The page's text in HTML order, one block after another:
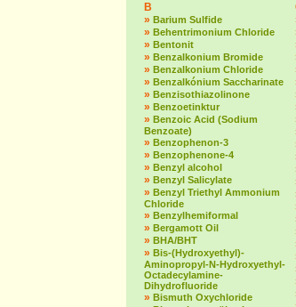
B
» Barium Sulfide
» Behentrimonium Chloride
» Bentonit
» Benzalkonium Bromide
» Benzalkonium Chloride
» Benzalkónium Saccharinate
» Benzisothiazolinone
» Benzoetinktur
» Benzoic Acid (Sodium
Benzoate)
» Benzophenon-3
» Benzophenone-4
» Benzyl alcohol
» Benzyl Salicylate
» Benzyl Triethyl Ammonium
Chloride
» Benzylhemiformal
» Bergamott Oil
» BHA/BHT
» Bis-(Hydroxyethyl)-
Aminopropyl-N-Hydroxyethyl-
Octadecylamine-
Dihydrofluoride
» Bismuth Oxychloride